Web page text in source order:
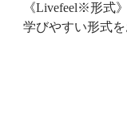
《Livefeel※形式
学びやすい形式を